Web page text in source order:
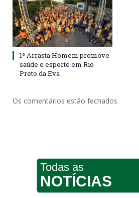
1º Arrasta Homem promove
saúde e esporte em Rio
Preto da Eva
Os comentários estão fechados.
Todas as
NOTÍCIAS